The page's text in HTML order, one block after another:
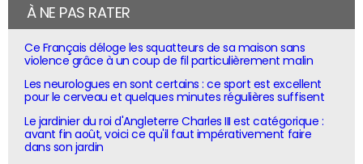
À NE PAS RATER
Ce Français déloge les squatteurs de sa maison sans
violence grâce à un coup de fil particulièrement malin
Les neurologues en sont certains : ce sport est excellent
pour le cerveau et quelques minutes régulières suffisent
Le jardinier du roi d'Angleterre Charles III est catégorique :
avant fin août, voici ce qu'il faut impérativement faire
dans son jardin